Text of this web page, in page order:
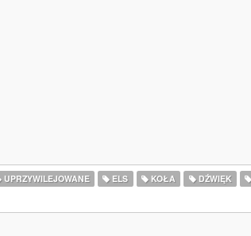
UPRZYWILEJOWANE ELS KOŁA DŹWIĘK